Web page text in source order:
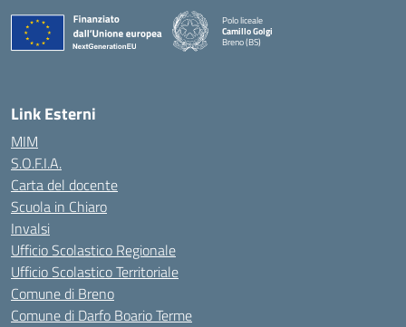
Polo liceale
Camillo Golgi
Breno (BS)
Link Esterni
MIM
S.O.F.I.A.
Carta del docente
Scuola in Chiaro
Invalsi
Ufficio Scolastico Regionale
Ufficio Scolastico Territoriale
Comune di Breno
Comune di Darfo Boario Terme